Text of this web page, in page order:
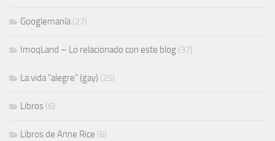
Googlemanía(27)
ImoqLand – Lo relacionado con este blog (37)
La vida "alegre" (gay) (25)
Libros (6)
Libros de Anne Rice (6)